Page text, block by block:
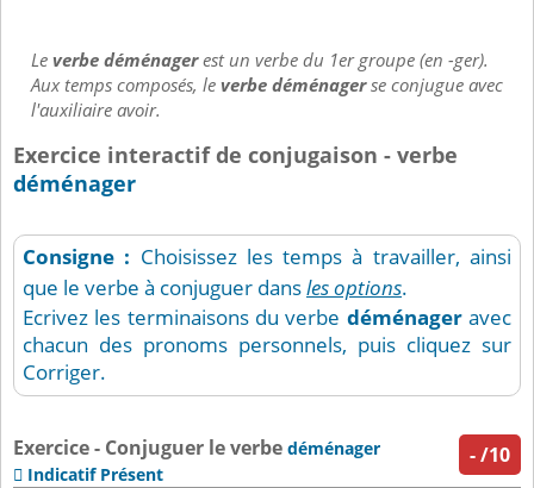
Leverbe déménagerest un verbe du 1er groupe (en -ger).
Aux temps composés, leverbe déménagerse conjugue avec
l'auxiliaire avoir.
Exercice interactif de conjugaison - verbe
déménager
Consigne : Choisissez les temps à travailler, ainsi
que le verbe à conjuguer dansles options.
Ecrivez les terminaisons du verbe déménageravec
chacun des pronoms personnels, puis cliquez sur
Corriger.
-/10
Exercice - Conjuguer le verbe déménager
 Indicatif Présent